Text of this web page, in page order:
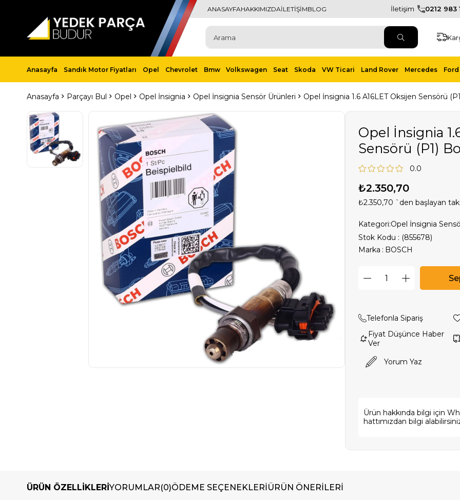
ANASAYFAHAKKIMIZDAİLETİŞİMBLOG İletişim 0212 983
Anasayfa Sandık Motor Fiyatları Opel Chevrolet Bmw Volkswagen Seat Skoda VW Ticari Land Rover Mercedes
Anasayfa Parçayı Bul Opel Opel İnsignia Opel İnsignia Sensör Ürünleri Opel İnsignia 1.6 A16LET Oksijen Sensörü
Opel İnsignia
Sensörü (P1)
0.0
₺2.350,70
₺2.350,70 `den başlayan
Kategori:Opel İnsignia
Stok Kodu
(855678)
Marka : BOSCH
Telefonla Sipariş
Fiyat Düşünce Haber
Ver
Yorum Yaz
Ürün hakkında bilgi için
hattımızdan bilgi
ÜRÜN ÖZELLIKLERIYORUMLAR(0)ÖDEME SEÇENEKLERIÜRÜN ÖNERILERI